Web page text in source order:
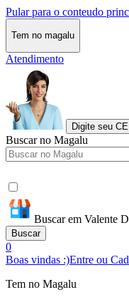
Pular para o conteudo
Tem no magalu
Atendimento
Digite seu
Buscar no Magalu
Buscar em Valente
Buscar
0
Boas vindas :)Entre ou
Tem no Magalu